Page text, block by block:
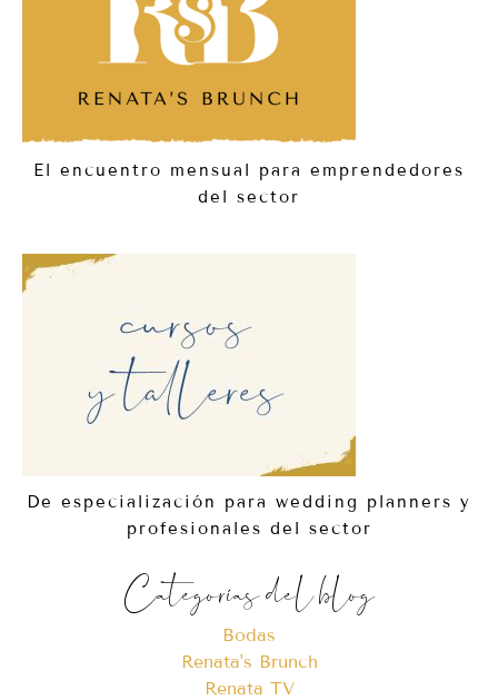
El encuentro mensual para emprendedores
del sector
De especialización para wedding planners y
profesionales del sector
Categorías del blog
Bodas
Renata's Brunch
Renata TV